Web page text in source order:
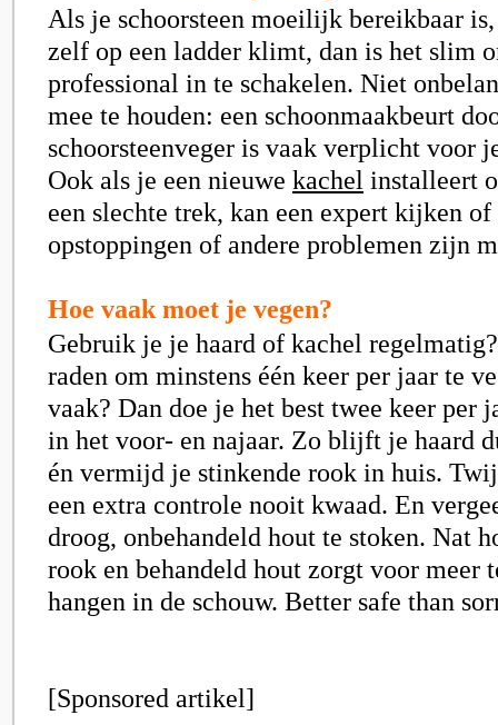
Als je schoorsteen moeilijk bereikbaar
zelf op een ladder klimt, dan is het slim
professional in te schakelen. Niet
mee te houden: een schoonmaakbeurt
schoorsteenveger is vaak verplicht voor
Ook als je een nieuwe kachel installeert
een slechte trek, kan een expert kijken of
opstoppingen of andere problemen zijn
Hoe vaak moet je vegen?
Gebruik je je haard of kachel
raden om minstens één keer per jaar te
vaak? Dan doe je het best twee keer per
in het voor- en najaar. Zo blijft je haard
én vermijd je stinkende rook in huis.
een extra controle nooit kwaad. En
droog, onbehandeld hout te stoken. Nat
rook en behandeld hout zorgt voor meer
hangen in de schouw. Better safe than
[Sponsored artikel]